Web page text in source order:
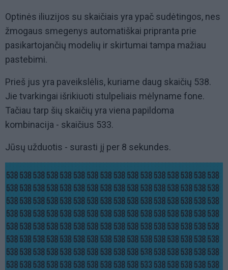
Optinės iliuzijos su skaičiais yra ypač sudėtingos, nes
žmogaus smegenys automatiškai pripranta prie
pasikartojančių modelių ir skirtumai tampa mažiau
pastebimi.
Prieš jus yra paveikslėlis, kuriame daug skaičių 538.
Jie tvarkingai išrikiuoti stulpeliais mėlyname fone.
Tačiau tarp šių skaičių yra viena papildoma
kombinacija - skaičius 533.
Jūsų užduotis - surasti jį per 8 sekundes.